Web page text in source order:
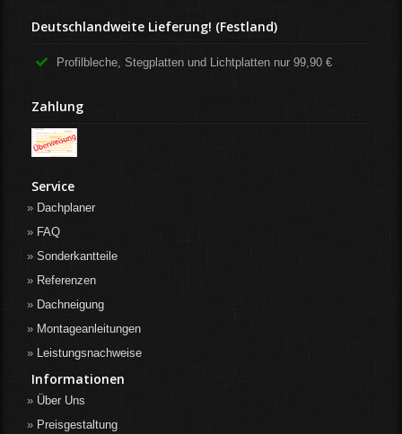
Deutschlandweite Lieferung! (Festland)
Profilbleche, Stegplatten und Lichtplatten nur 99,90 €
Zahlung
Service
Dachplaner
FAQ
Sonderkantteile
Referenzen
Dachneigung
Montageanleitungen
Leistungsnachweise
Informationen
Über Uns
Preisgestaltung